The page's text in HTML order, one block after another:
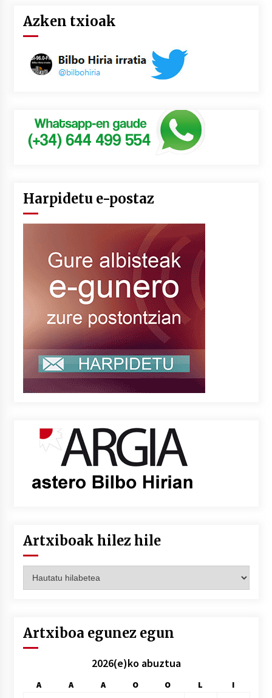
Azken txioak
Harpidetu e-postaz
Artxiboak hilez hile
hilez
Artxiboa egunez egun
2026(e)ko abuztua
A A A O O L
I